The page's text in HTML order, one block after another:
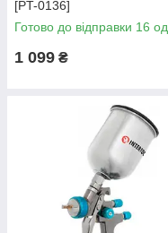
[PT-0136]
Готово до відправки 16 од.
1 099 ₴